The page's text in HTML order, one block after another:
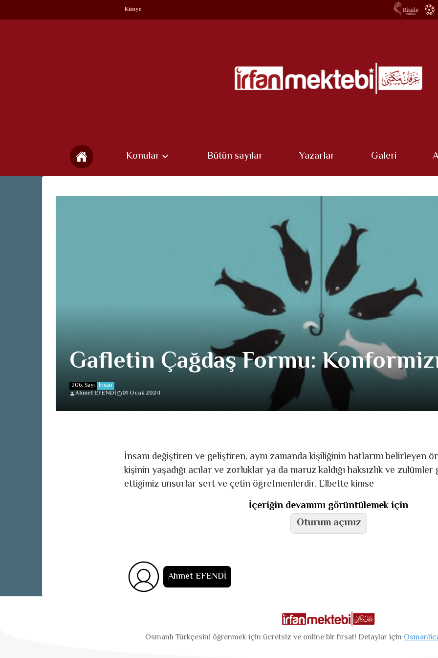
Künye
Konular Bütün sayılar Yazarlar Galeri
Gafletin Çağdaş Formu:
206. Sayi İnsan
Ahmet EFENDİ
01 Ocak 2024
İnsanı değiştiren ve geliştiren, aynı zamanda kişiliğinin hatlarını belirleyen
kişinin yaşadığı acılar ve zorluklar ya da maruz kaldığı haksızlık ve
ettiğimiz unsurlar sert ve çetin öğretmenlerdir. Elbette kimse
İçeriğin devamını görüntülemek için
Oturum açınız
Ahmet EFENDİ
Osmanlı Türkçesini öğrenmek için ücretsiz ve online bir fırsat! Detaylar için